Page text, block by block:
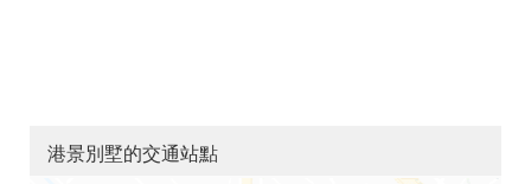
港景別墅的交通站點